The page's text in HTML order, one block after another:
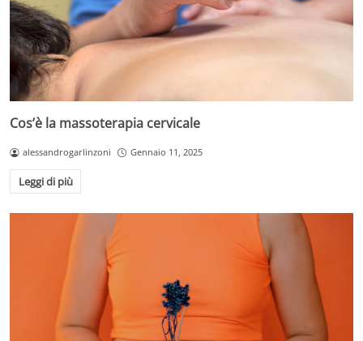
Cos’è la massoterapia cervicale
alessandrogarlinzoni Gennaio 11, 2025
Leggi di più